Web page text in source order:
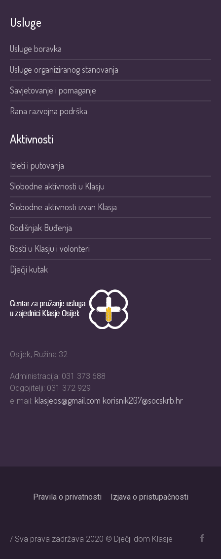
Usluge
Usluge boravka
Usluge organiziranog stanovanja
Savjetovanje i pomaganje
Rana razvojna podrška
Aktivnosti
Izleti i putovanja
Slobodne aktivnosti u Klasju
Slobodne aktivnosti izvan Klasja
Godišnjak Buđenja
Gosti u Klasju i volonteri
Dječji kutak
Osijek, Ružina 32
Administracija: 031 373 688
Odgojitelji: 031 372 929
e-mail: klasjeos@gmail.comkorisnik207@socskrb.hr
Pravila o privatnosti Izjava o pristupačnosti
/ Sva prava zadržava 2020 © Dječji dom Klasje